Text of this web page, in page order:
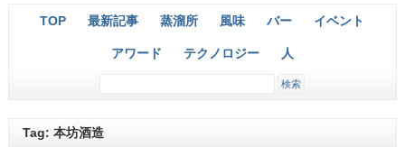
TOP 最新記事 蒸溜所 風味 バー イベント
アワード テクノロジー 人
Tag: 本坊酒造